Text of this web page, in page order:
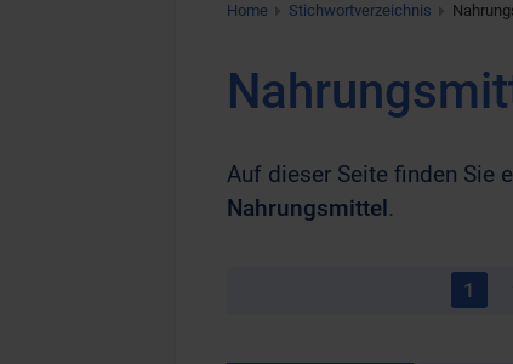
Home Stichwortverzeichnis
Auf dieser Seite finden Sie
Nahrungsmittel.
1